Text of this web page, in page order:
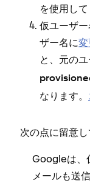
を使用して
仮ユ⁠ーザ⁠
ザ⁠ー名に変
と⁠、元の
なります⁠。
次の点に留意し
Googleは⁠、
メ⁠ールも送